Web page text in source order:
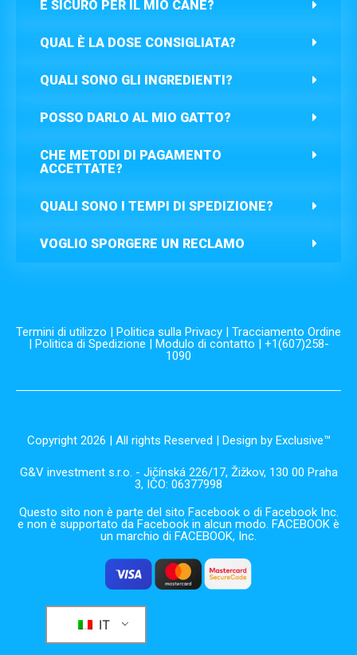
È SICURO PER IL MIO CANE?
QUAL È LA DOSE CONSIGLIATA?
QUALI SONO GLI INGREDIENTI?
POSSO DARLO AL MIO GATTO?
CHE METODI DI PAGAMENTO
ACCETTATE?
QUALI SONO I TEMPI DI SPEDIZIONE?
VOGLIO SPORGERE UN RECLAMO
Termini di utilizzo | Politica sulla Privacy | Tracciamento Ordine
| Politica di Spedizione | Modulo di contatto | +1(607)258-
1090
Copyright 2026 | All rights Reserved | Design by Exclusive™️
G&V investment s.r.o. - Jičínská 226/17, Žižkov, 130 00 Praha
3, IČO: 06377998
Questo sito non è parte del sito Facebook o di Facebook Inc.
e non è supportato da Facebook in alcun modo. FACEBOOK è
un marchio di FACEBOOK, Inc.
IT